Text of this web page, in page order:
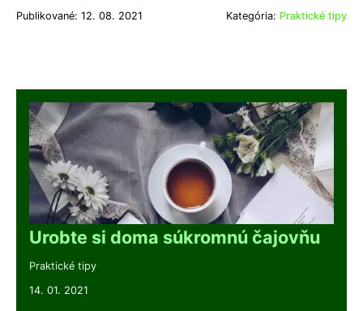
Publikované: 12. 08. 2021 Kategória: Praktické tipy
Urobte si doma súkromnú čajovňu
Praktické tipy
14. 01. 2021